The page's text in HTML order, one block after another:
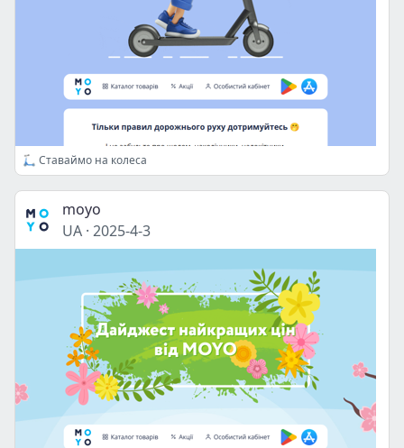
🛴 Ставаймо на колеса
moyo
UA · 2025-4-3